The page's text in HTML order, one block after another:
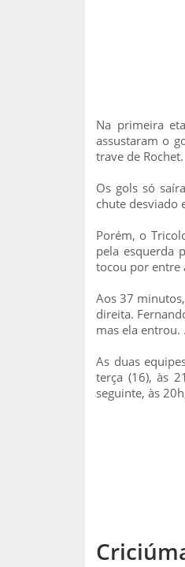
Na primeira
assustaram o
trave de Rochet.
Os gols só
chute desviado
Porém, o
pela esquerda
tocou por entre
Aos 37
direita.
mas ela entrou. .
As duas
terça (16), às
seguinte, às